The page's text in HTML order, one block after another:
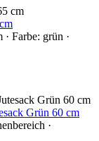
Farbe: grün ·
Grün 60 cm
·